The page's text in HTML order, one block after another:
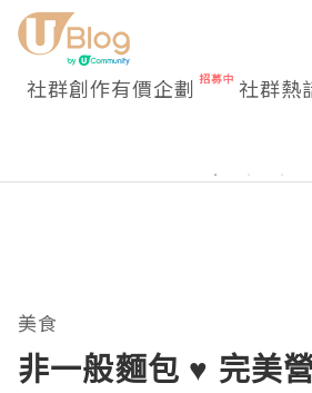
社群創作有價企劃 社群熱
美食
非一般麵包 ♥ 完美